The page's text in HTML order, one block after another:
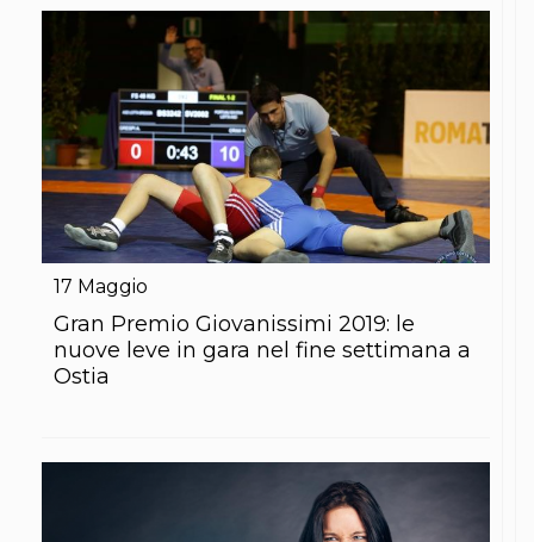
La disciplina
News
Merchandising
Mappa del sito
Cerca
Contatti
News
Cookies Accept
Newsletter
Catalogo formativo
Webinar
Corsi di Specializzazione
Corsi FIJLKAM-FISDIR
Corsi Preparatore Fisico
Edutraining class - Didattica infantile
Sportello Fiscale
Modulistica
17 Maggio
Gran Premio Giovanissimi 2019: le
nuove leve in gara nel fine settimana a
Ostia